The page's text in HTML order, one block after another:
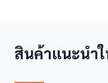
สินค้าแนะนำ